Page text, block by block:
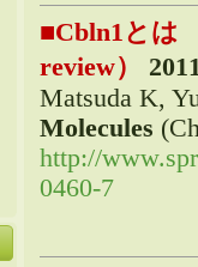
■Cbln1とは
review）
Matsuda K,
Molecules
http://
0460-7